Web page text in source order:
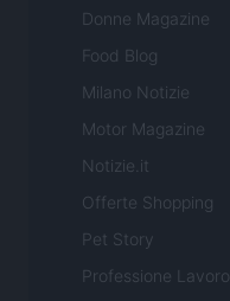
Donne Magazine
Food Blog
Milano Notizie
Motor Magazine
Notizie.it
Offerte Shopping
Pet Story
Professione Lavoro